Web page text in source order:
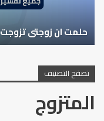
حلمت ان زوجتي تزوجت
تصفح التصنيف
المتزوج